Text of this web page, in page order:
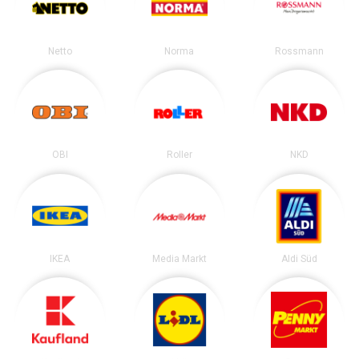
Netto Norma Rossmann
OBI Roller NKD
IKEA Media Markt Aldi Süd